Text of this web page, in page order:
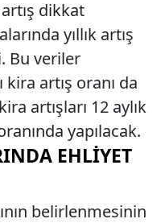
dikkat
yıllık artış
Bu veriler
artış oranı da
artışları 12 aylık
yapılacak.
EHLIYET
belirlenmesinin